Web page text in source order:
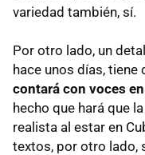
variedad también, sí.
Por otro lado, un
hace unos días, tiene
contará con voces
hecho que hará que
realista al estar en
textos, por otro lado,